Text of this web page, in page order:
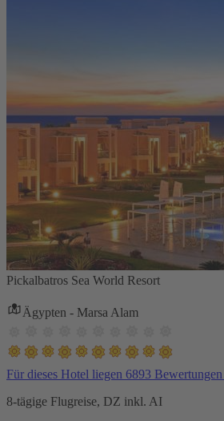
Pickalbatros Sea World Resort
Ägypten - Marsa Alam
Für dieses Hotel liegen 6893
8-tägige Flugreise, DZ inkl. AI